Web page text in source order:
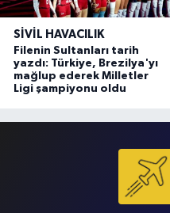
SIVIL HAVACILIK
Filenin Sultanları tarih
yazdı: Türkiye, Brezilya'yı
mağlup ederek Milletler
Ligi şampiyonu oldu